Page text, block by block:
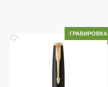
ГРАВИРОВКА